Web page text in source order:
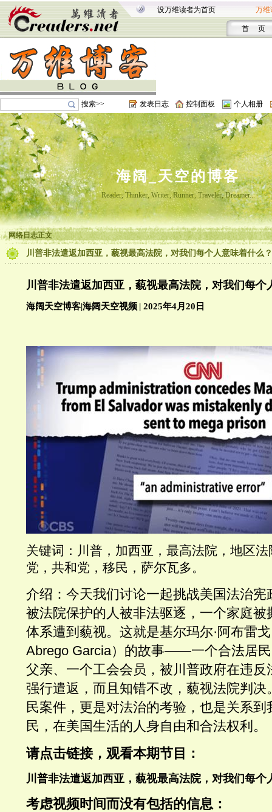
设万维读者为首页 万维
首 页
搜索>> 发表日志 控制面板 个人相册
海阔_天空的博客
Reader, Thinker, Writer, Runner, Traveler, Dreamer...
网络日志正文
川普非法遣返加西亚，藐视最高法院，对我们每个人意味着什么？
川普非法遣返加西亚，藐视最高法院，对我们每个
海阔天空博客|海阔天空视频 | 2025年4月20日
关键词：川普，加西亚，最高法院，地区
党，共和党，移民，萨尔瓦多。
介绍： 今天我们讨论一起挑战美国法治宪
被法院保护的人被非法驱逐，一个家庭被
体系遭到藐视。这就是基尔玛尔·阿布雷戈
Abrego Garcia）的故事——一个合法居
父亲、一个工会会员，被川普政府在违反
强行遣返，而且知错不改，藐视法院判决
民案件，更是对法治的考验，也是关系到
民，在美国生活的人身自由和合法权利。
请点击链接，观看本期节目：
川普非法遣返加西亚，藐视最高法院，对我们每个
考虑视频时间而没有包括的信息：